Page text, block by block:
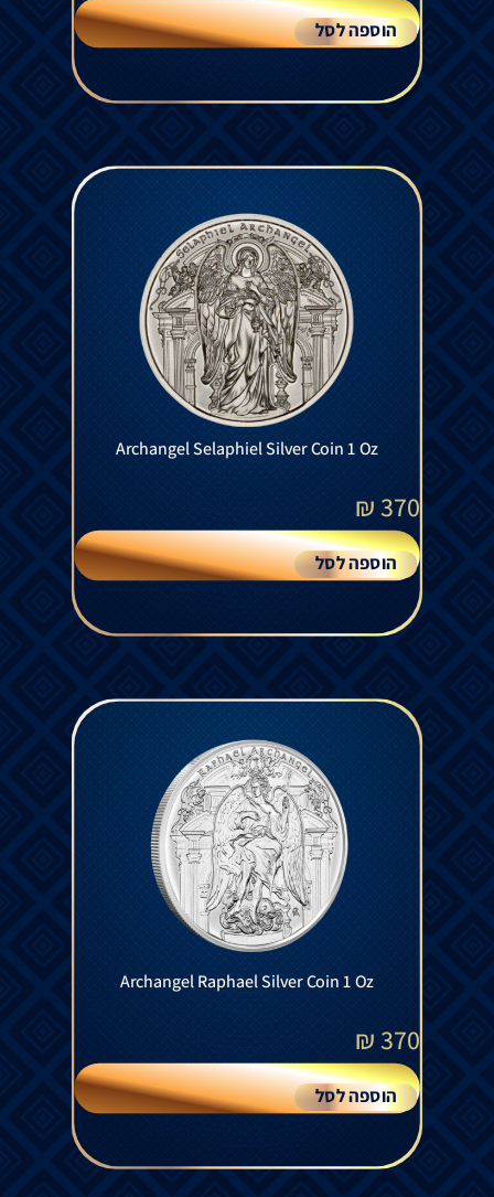
הוספה לסל
Archangel Selaphiel Silver Coin 1 Oz
370
₪
הוספה לסל
Archangel Raphael Silver Coin 1 Oz
370
₪
הוספה לסל